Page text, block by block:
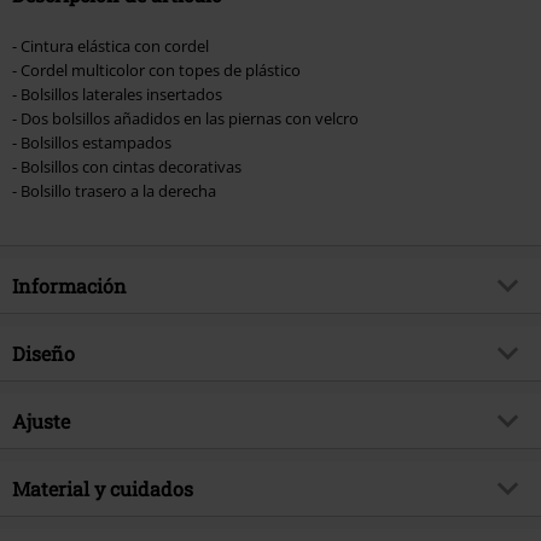
- Cintura elástica con cordel
- Cordel multicolor con topes de plástico
- Bolsillos laterales insertados
- Dos bolsillos añadidos en las piernas con velcro
- Bolsillos estampados
- Bolsillos con cintas decorativas
- Bolsillo trasero a la derecha
Información
Artículo no.
Exclusivo
Firma
Diseño
Tipo de producto
Estampada
Ajuste
Estilo
Material y cuidados